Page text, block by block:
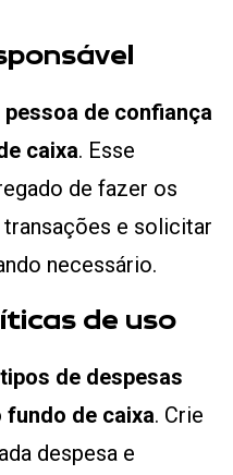
pessoa de confiança
caixa. Esse
de fazer os
e solicitar
necessário.
de uso
de despesas
fundo de caixa. Crie
despesa e